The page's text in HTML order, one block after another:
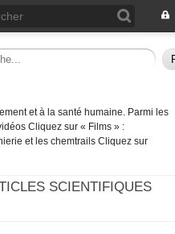
et à la santé humaine. Parmi les
Cliquez sur « Films » :
et les chemtrails Cliquez sur
SCIENTIFIQUES